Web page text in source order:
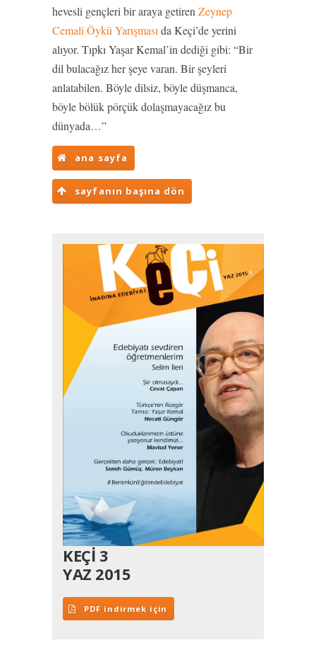
hevesli gençleri bir araya getiren Zeynep
Cemali Öykü Yarışması da Keçi’de yerini
alıyor. Tıpkı Yaşar Kemal’in dediği gibi: “Bir
dil bulacağız her şeye varan. Bir şeyleri
anlatabilen. Böyle dilsiz, böyle düşmanca,
böyle bölük pörçük dolaşmayacağız bu
dünyada…”
ana sayfa
sayfanın başına dön
KEÇİ 3
YAZ 2015
PDF indirmek için